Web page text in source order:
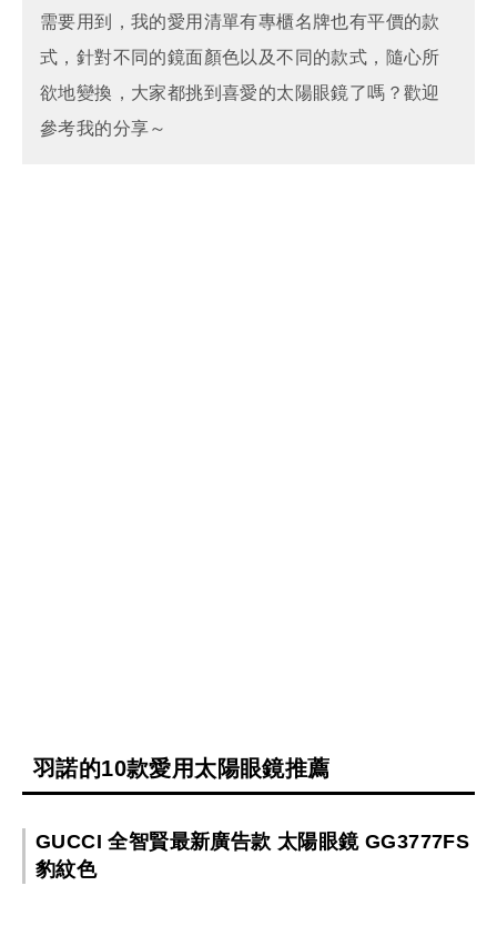
需要用到，我的愛用清單有專櫃名牌也有平價的款
式，針對不同的鏡面顏色以及不同的款式，隨心所
欲地變換，大家都挑到喜愛的太陽眼鏡了嗎？歡迎
參考我的分享～
羽諾的10款愛用太陽眼鏡推薦
GUCCI 全智賢最新廣告款 太陽眼鏡 GG3777FS
豹紋色